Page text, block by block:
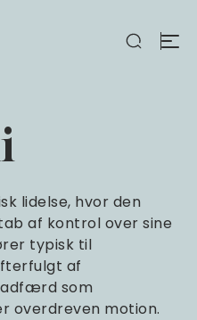
lidelse, hvor den
af kontrol over sine
typisk til
af
som
overdreven motion.